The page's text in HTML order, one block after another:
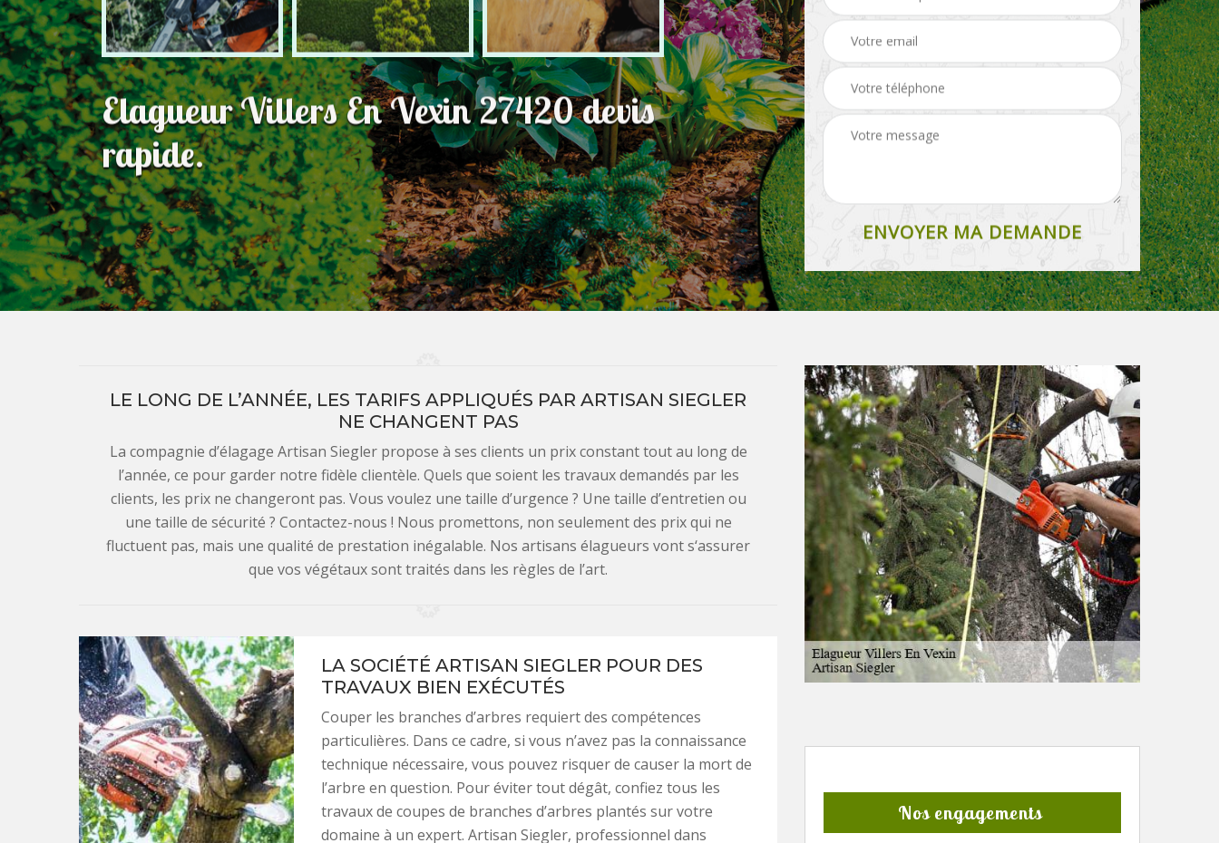
Elagueur Villers En Vexin 27420 devis
rapide.
LE LONG DE L’ANNÉE, LES TARIFS APPLIQUÉS PAR ARTISAN SIEGLER
NE CHANGENT PAS
La compagnie d’élagage Artisan Siegler propose à ses clients un prix constant tout au long de
l’année, ce pour garder notre fidèle clientèle. Quels que soient les travaux demandés par les
clients, les prix ne changeront pas. Vous voulez une taille d’urgence ? Une taille d’entretien ou
une taille de sécurité ? Contactez-nous ! Nous promettons, non seulement des prix qui ne
fluctuent pas, mais une qualité de prestation inégalable. Nos artisans élagueurs vont s‘assurer
que vos végétaux sont traités dans les règles de l’art.
LA SOCIÉTÉ ARTISAN SIEGLER POUR DES
TRAVAUX BIEN EXÉCUTÉS
Couper les branches d’arbres requiert des compétences
particulières. Dans ce cadre, si vous n’avez pas la connaissance
technique nécessaire, vous pouvez risquer de causer la mort de
l’arbre en question. Pour éviter tout dégât, confiez tous les
travaux de coupes de branches d’arbres plantés sur votre
domaine à un expert. Artisan Siegler, professionnel dans
Nos engagements